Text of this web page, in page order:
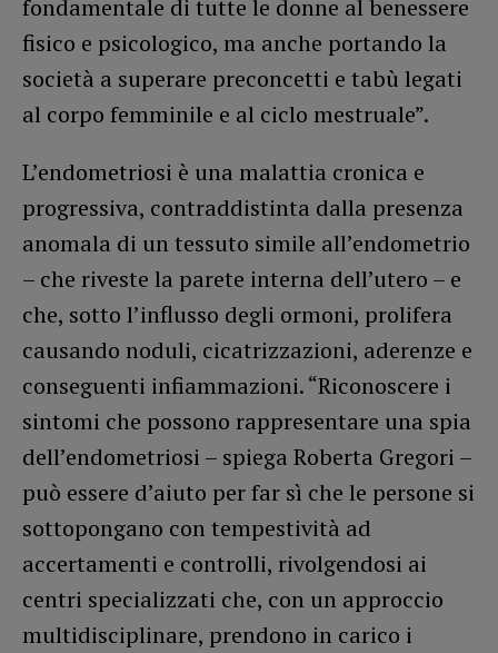
fondamentale di tutte le donne al benessere
fisico e psicologico, ma anche portando la
società a superare preconcetti e tabù legati
al corpo femminile e al ciclo mestruale”.
L’endometriosi è una malattia cronica e
progressiva, contraddistinta dalla presenza
anomala di un tessuto simile all’endometrio
– che riveste la parete interna dell’utero – e
che, sotto l’influsso degli ormoni, prolifera
causando noduli, cicatrizzazioni, aderenze e
conseguenti infiammazioni. “Riconoscere i
sintomi che possono rappresentare una spia
dell’endometriosi – spiega Roberta Gregori –
può essere d’aiuto per far sì che le persone si
sottopongano con tempestività ad
accertamenti e controlli, rivolgendosi ai
centri specializzati che, con un approccio
multidisciplinare, prendono in carico i